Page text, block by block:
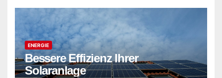
ENERGIE
Bessere Effizienz Ihrer
Solaranlage